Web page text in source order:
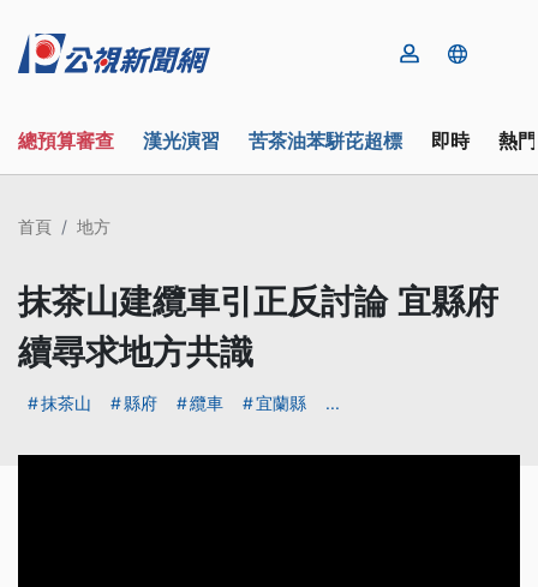
總預算審查 漢光演習 苦茶油苯駢芘超標 即時 熱
首頁 地方
抹茶山建纜車引正反討論 宜縣府
續尋求地方共識
抹茶山 縣府 纜車 宜蘭縣 ...